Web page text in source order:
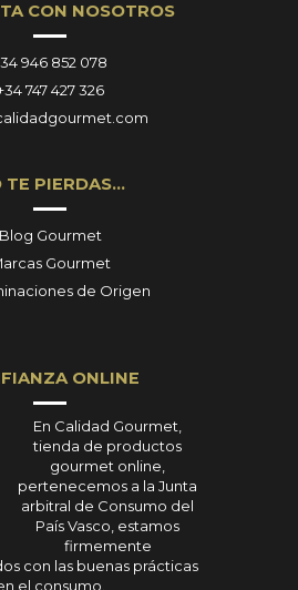
CON NOSOTROS
946 852 078
747 427 326
TE PIERDAS…
Blog Gourmet
Gourmet
de Origen
ONLINE
En Calidad Gourmet,
tienda de productos
gourmet online,
pertenecemos a la Junta
arbitral de Consumo del
País Vasco, estamos
firmemente
con las buenas prácticas
el consumo.